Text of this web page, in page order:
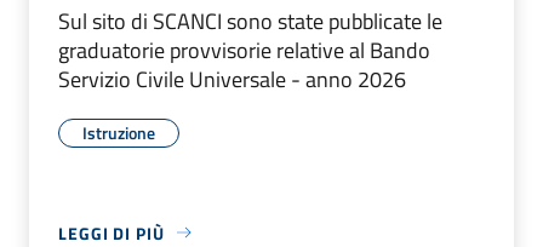
Sul sito di SCANCI sono state pubblicate le
graduatorie provvisorie relative al Bando
Servizio Civile Universale - anno 2026
Istruzione
LEGGI DI PIÙ